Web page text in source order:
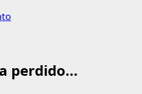
perdido...